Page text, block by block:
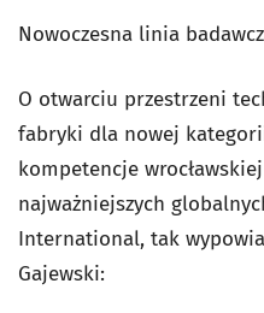
Nowoczesna linia
O otwarciu przestrzeni
fabryki dla nowej
kompetencje
najważniejszych
International, tak
Gajewski: